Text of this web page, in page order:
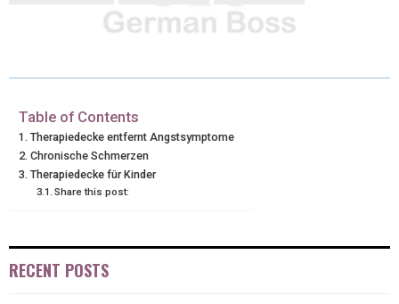
T
T
E
R
E
O
K
T
R
S
K
D
Table of Contents
Therapiedecke entfernt Angstsymptome
Chronische Schmerzen
Therapiedecke für Kinder
Share this post:
RECENT POSTS